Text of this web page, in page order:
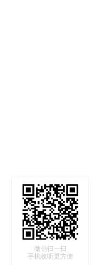
微信扫一扫
手机收听更方便